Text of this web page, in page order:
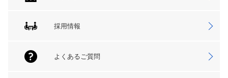
採用情報
よくあるご質問